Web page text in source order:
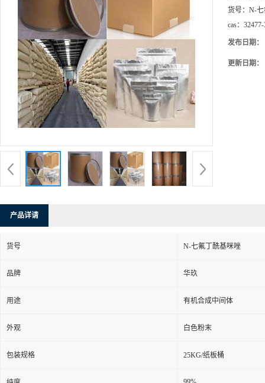
货号： N-
cas：
发布日期：
更新日期：
产品详请
货号 N-七氟丁酰基咪唑
品牌 华玖
用途 有机合成中间体
外观 白色粉末
包装规格 25KG/纸板桶